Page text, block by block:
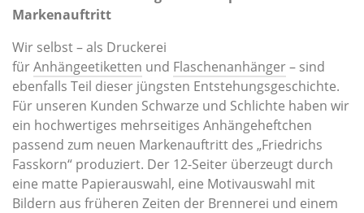
Markenauftritt
Wir selbst – als Druckerei
fürAnhängeetiketten und Flaschenanhänger– sind
ebenfalls Teil dieser jüngsten Entstehungsgeschichte.
Für unseren Kunden Schwarze und Schlichte haben wir
ein hochwertiges mehrseitiges Anhängeheftchen
passend zum neuen Markenauftritt des „Friedrichs
Fasskorn“ produziert. Der 12-Seiter überzeugt durch
eine matte Papierauswahl, eine Motivauswahl mit
Bildern aus früheren Zeiten der Brennerei und einem